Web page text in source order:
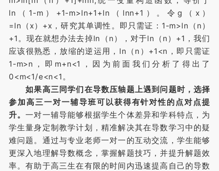
ln（1-m）+1-m>ln+1+ln（lnn+1）。令g（x）
=ln（x）+x，研究其单调性。即只需证：1-m>ln（n）
+1。现在就想办法去掉ln（n），对于ln（n）+1，我们
应该很熟悉，放缩的逆运用，ln（n）+1<n，即只需证
1-m>n，即m+n<1，因为前面我们分析了得出了
0<m<1/e<n<1。
如果高三同学们在导数压轴题上遇到问题时，选择
参加高三一对一辅导班可以获得有针对性的点对点提
升。一对一辅导能够根据学生个体差异和学科特点，为
学生量身定制教学计划，精准解决其在导数学习中的疑
难问题。通过与专业老师一对一的互动交流，学生能够
更深入地理解导数概念，掌握解题技巧，并提升解题效
率。有助于高三生在有限的时间内迅速提高自己的导数